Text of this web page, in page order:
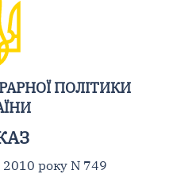
ПОЛІТИКИ
2010 року N 749